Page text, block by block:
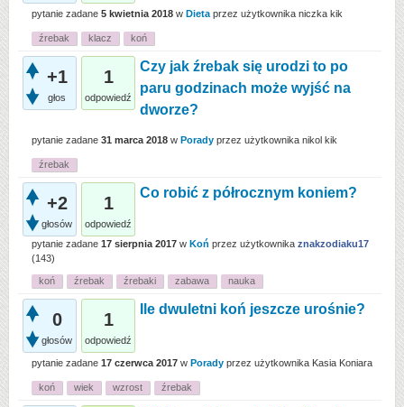
pytanie zadane 5 kwietnia 2018 w Dieta przez użytkownika niczka kik
źrebak klacz koń
+1
głos
1
odpowiedź
Czy jak źrebak się urodzi to po
paru godzinach może wyjść na
dworze?
pytanie zadane 31 marca 2018 w Porady przez użytkownika nikol kik
źrebak
+2
głosów
1
odpowiedź
Co robić z półrocznym koniem?
pytanie zadane 17 sierpnia 2017 w Koń przez użytkownika znakzodiaku17
(143)
koń źrebak źrebaki zabawa nauka
0
głosów
1
odpowiedź
Ile dwuletni koń jeszcze urośnie?
pytanie zadane 17 czerwca 2017 w Porady przez użytkownika Kasia Koniara
koń wiek wzrost źrebak